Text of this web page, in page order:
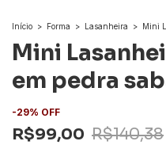
Início > Forma > Lasanheira > Mini
Mini
em pedra
-29% OFF
R$99,00 R$140,38